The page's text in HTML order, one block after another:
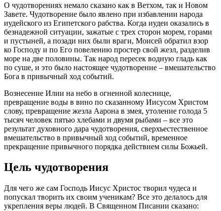
О чудотворениях немало сказано как в Ветхом, так и Новом
Завете. Чудотворение было явлено при избавлении народа
иудейского из Египетского рабства. Когда иудеи оказались в
безнадежной ситуации, зажатые с трех сторон морем, горами
и пустыней, а позади них были враги, Моисей обратил взор
ко Господу и по Его повелению простер свой жезл, разделив
море на две половины. Так народ пересек водную гладь как
по суше, и это было настоящее чудотворение – вмешательство
Бога в привычный ход событий.
Вознесение Илии на небо в огненной колеснице,
превращение воды в вино по сказанному Иисусом Христом
слову, превращение жезла Аарона в змея, утоление голода 5
тысяч человек пятью хлебами и двумя рыбами – все это
результат духовного дара чудотворения, сверхъестественное
вмешательство в привычный ход событий, временное
прекращение привычного порядка действием силы Божьей.
Цель чудотворения
Для чего же сам Господь Иисус Христос творил чудеса и
попускал творить их своим ученикам? Все это делалось для
укрепления веры людей. В Священном Писании сказано: